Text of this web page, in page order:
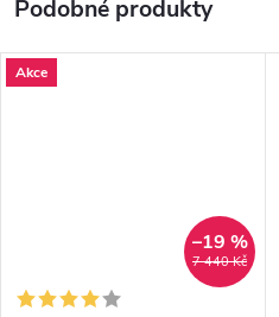
Akce
7 440 Kč
–19 %